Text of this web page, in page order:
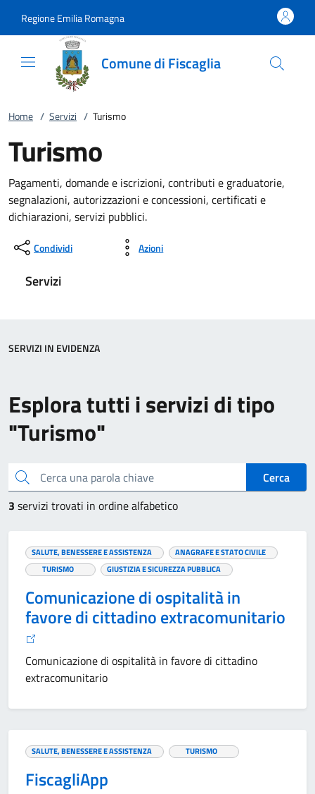
Regione Emilia Romagna
Comune di Fiscaglia
Home / Servizi / Turismo
Turismo
Pagamenti, domande e iscrizioni, contributi e graduatorie,
segnalazioni, autorizzazioni e concessioni, certificati e
dichiarazioni, servizi pubblici.
Condividi Azioni
Servizi
Esplora tutti i servizi di tipo
"Turismo"
Cerca una parola chiave
Cerca
3 servizi trovati in ordine alfabetico
SALUTE, BENESSERE E ASSISTENZA
ANAGRAFE E STATO CIVILE
TURISMO
GIUSTIZIA E SICUREZZA PUBBLICA
Comunicazione di ospitalità in
favore di cittadino extracomunitario
Comunicazione di ospitalità in favore di cittadino
extracomunitario
SALUTE, BENESSERE E ASSISTENZA TURISMO
FiscagliApp
SERVIZI IN EVIDENZA